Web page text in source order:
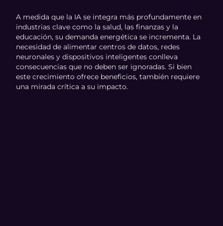
A medida que la IA se integra más profundamente en
industrias clave como la salud, las finanzas y la
educación, su demanda energética se incrementa. La
necesidad de alimentar centros de datos, redes
neuronales y dispositivos inteligentes conlleva
consecuencias que no deben ser ignoradas. Si bien
este crecimiento ofrece beneficios, también requiere
una mirada crítica a su impacto.